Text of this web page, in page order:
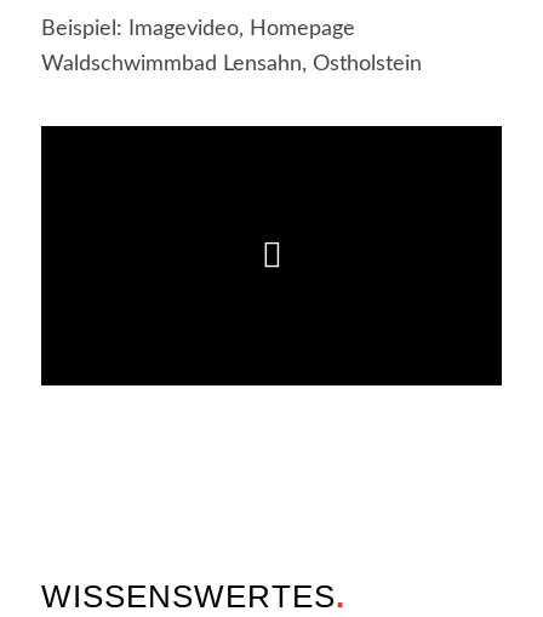
Beispiel: Imagevideo, Homepage
Waldschwimmbad Lensahn, Ostholstein
WISSENSWERTES.